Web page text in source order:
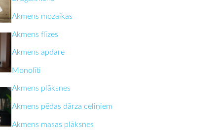
Akmens mozaikas
Akmens flīzes
Akmens apdare
Monolīti
Akmens plāksnes
Akmens pēdas dārza celiņiem
Akmens masas plāksnes